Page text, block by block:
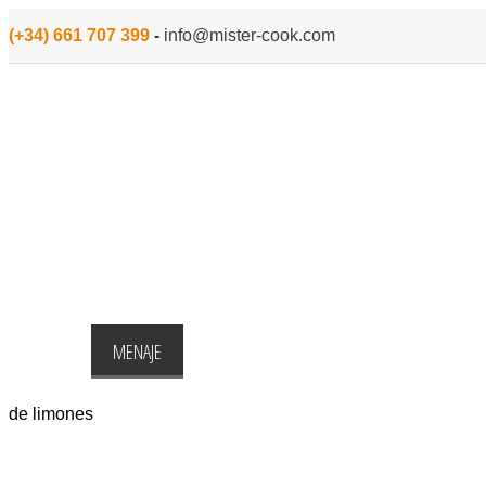
(+34) 661 707 399 - info@mister-cook.com
MENAJE
de limones